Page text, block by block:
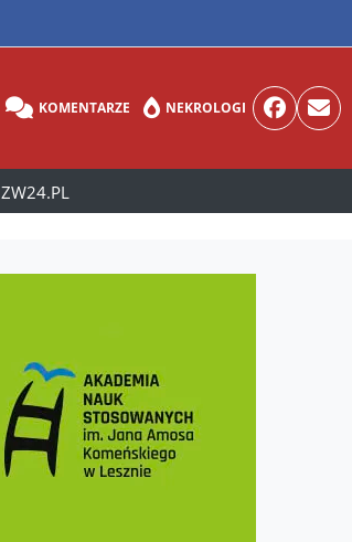
KOMENTARZE NEKROLOGI
ZW24.PL